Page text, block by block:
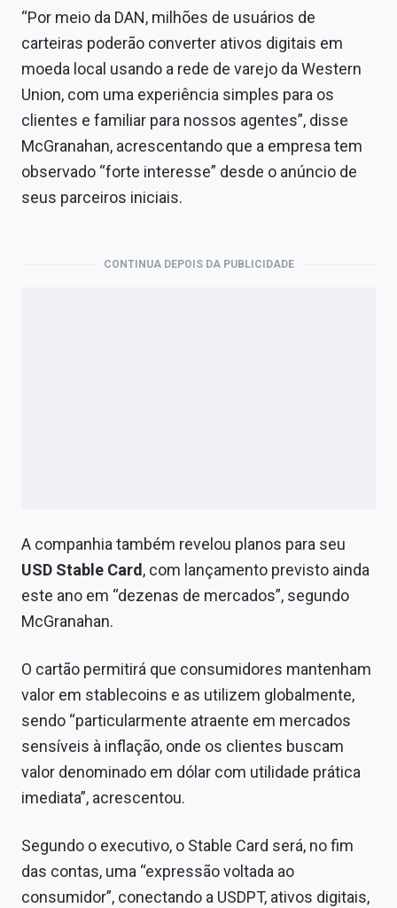
“Por meio da DAN, milhões de usuários de
carteiras poderão converter ativos digitais em
moeda local usando a rede de varejo da Western
Union, com uma experiência simples para os
clientes e familiar para nossos agentes”, disse
McGranahan, acrescentando que a empresa tem
observado “forte interesse” desde o anúncio de
seus parceiros iniciais.
CONTINUA DEPOIS DA PUBLICIDADE
A companhia também revelou planos para seu
USD Stable Card, com lançamento previsto ainda
este ano em “dezenas de mercados”, segundo
McGranahan.
O cartão permitirá que consumidores mantenham
valor em stablecoins e as utilizem globalmente,
sendo “particularmente atraente em mercados
sensíveis à inflação, onde os clientes buscam
valor denominado em dólar com utilidade prática
imediata”, acrescentou.
Segundo o executivo, o Stable Card será, no fim
das contas, uma “expressão voltada ao
consumidor”, conectando a USDPT, ativos digitais,